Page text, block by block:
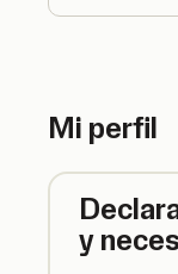
Mi perfil
y